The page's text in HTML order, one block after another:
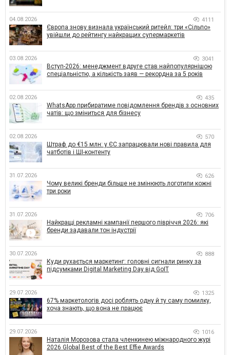
04.08.2026 4111
Європа знову визнала український ритейл: три «Сільпо»
увійшли до рейтингу найкращих супермаркетів
03.08.2026 3041
Вступ-2026: менеджмент вдруге став найпопулярнішою
спеціальністю, а кількість заяв — рекордна за 5 років
02.08.2026 435
WhatsApp прибиратиме повідомлення брендів з основних
чатів: що зміниться для бізнесу
02.08.2026 570
Штраф до €15 млн: у ЄС запрацювали нові правила для
чатботів і ШІ-контенту
31.07.2026 626
Чому великі бренди більше не змінюють логотипи кожні
три роки
31.07.2026 706
Найкращі рекламні кампанії першого півріччя 2026: які
бренди задавали тон індустрії
30.07.2026 888
Куди рухається маркетинг: головні сигнали ринку за
підсумками Digital Marketing Day від GoIT
29.07.2026 1325
67% маркетологів досі роблять одну й ту саму помилку,
хоча знають, що вона не працює
29.07.2026 1016
Наталія Морозова стала членкинею міжнародного журі
2026 Global Best of the Best Effie Awards